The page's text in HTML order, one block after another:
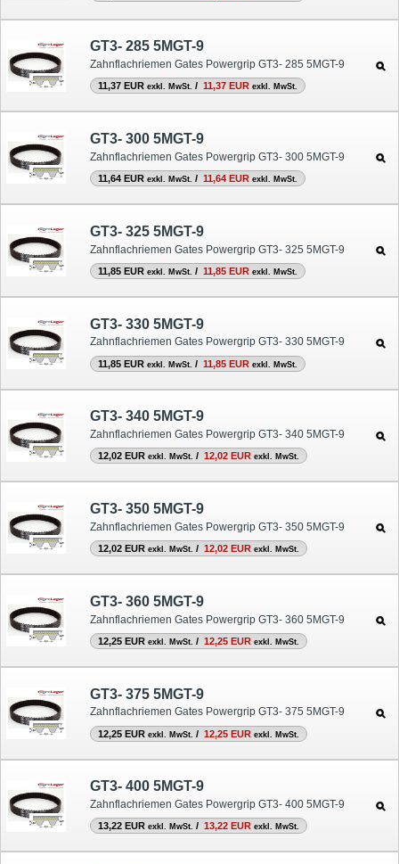
GT3- 285 5MGT-9
Zahnflachriemen Gates Powergrip GT3- 285 5MGT-9
11,37 EUR exkl. MwSt. / 11,37 EUR exkl. MwSt.
GT3- 300 5MGT-9
Zahnflachriemen Gates Powergrip GT3- 300 5MGT-9
11,64 EUR exkl. MwSt. / 11,64 EUR exkl. MwSt.
GT3- 325 5MGT-9
Zahnflachriemen Gates Powergrip GT3- 325 5MGT-9
11,85 EUR exkl. MwSt. / 11,85 EUR exkl. MwSt.
GT3- 330 5MGT-9
Zahnflachriemen Gates Powergrip GT3- 330 5MGT-9
11,85 EUR exkl. MwSt. / 11,85 EUR exkl. MwSt.
GT3- 340 5MGT-9
Zahnflachriemen Gates Powergrip GT3- 340 5MGT-9
12,02 EUR exkl. MwSt. / 12,02 EUR exkl. MwSt.
GT3- 350 5MGT-9
Zahnflachriemen Gates Powergrip GT3- 350 5MGT-9
12,02 EUR exkl. MwSt. / 12,02 EUR exkl. MwSt.
GT3- 360 5MGT-9
Zahnflachriemen Gates Powergrip GT3- 360 5MGT-9
12,25 EUR exkl. MwSt. / 12,25 EUR exkl. MwSt.
GT3- 375 5MGT-9
Zahnflachriemen Gates Powergrip GT3- 375 5MGT-9
12,25 EUR exkl. MwSt. / 12,25 EUR exkl. MwSt.
GT3- 400 5MGT-9
Zahnflachriemen Gates Powergrip GT3- 400 5MGT-9
13,22 EUR exkl. MwSt. / 13,22 EUR exkl. MwSt.